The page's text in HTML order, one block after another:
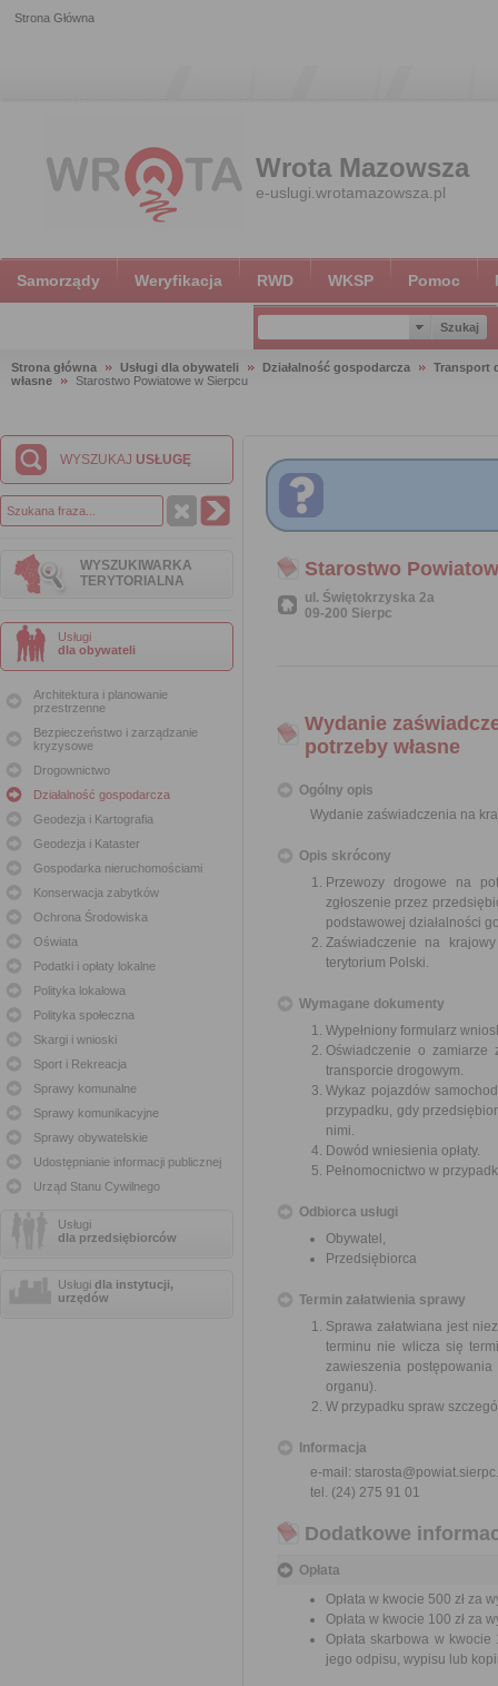
Strona Główna
Wrota Mazowsza
e-uslugi.wrotamazowsza.pl
Samorządy Weryfikacja RWD WKSP Pomoc
Strona główna Usługi dla obywateli Działalność gospodarcza
Transport
własne
Starostwo Powiatowe w Sierpcu
WYSZUKAJ USŁUGĘ
WYSZUKIWARKA
TERYTORIALNA
Usługi
dla obywateli
Architektura i planowanie
przestrzenne
Bezpieczeństwo i zarządzanie
kryzysowe
Drogownictwo
Działalność gospodarcza
Geodezja i Kartografia
Geodezja i Kataster
Gospodarka nieruchomościami
Konserwacja zabytków
Ochrona Środowiska
Oświata
Podatki i opłaty lokalne
Polityka lokalowa
Polityka społeczna
Skargi i wnioski
Sport i Rekreacja
Sprawy komunalne
Sprawy komunikacyjne
Sprawy obywatelskie
Udostępnianie informacji publicznej
Urząd Stanu Cywilnego
Usługi
dla przedsiębiorców
Usługi dla instytucji,
urzędów
Starostwo
ul. Świętokrzyska 2a
09-200 Sierpc
Wydanie
potrzeby własne
Ogólny opis
Wydanie zaświadczenia na
Opis skrócony
Przewozy drogowe na
zgłoszenie przez
podstawowej działalności
Zaświadczenie na
terytorium Polski.
Wymagane dokumenty
Wypełniony formularz
Oświadczenie o zamiarze
transporcie drogowym.
Wykaz pojazdów
przypadku, gdy
nimi.
Dowód wniesienia opłaty.
Pełnomocnictwo w
Odbiorca usługi
Obywatel,
Przedsiębiorca
Termin załatwienia sprawy
Sprawa załatwiana jest
terminu nie wlicza się
zawieszenia
organu).
W przypadku spraw
Informacja
e-mail:
tel. (24) 275 91 01
Dodatkowe
Opłata
Opłata w kwocie 500 zł za
Opłata w kwocie 100 zł za
Opłata skarbowa w
jego odpisu, wypisu lub